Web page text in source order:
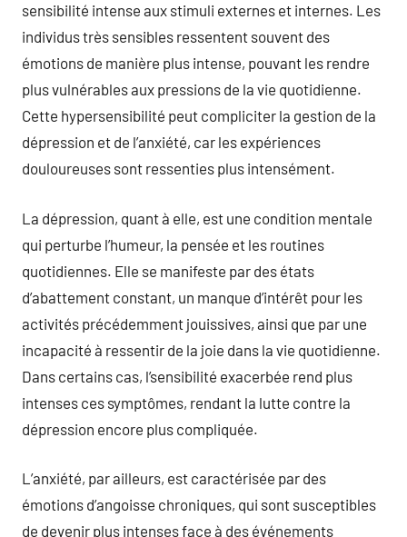
sensibilité intense aux stimuli externes et internes. Les
individus très sensibles ressentent souvent des
émotions de manière plus intense, pouvant les rendre
plus vulnérables aux pressions de la vie quotidienne.
Cette hypersensibilité peut compliciter la gestion de la
dépression et de l’anxiété, car les expériences
douloureuses sont ressenties plus intensément.
La dépression, quant à elle, est une condition mentale
qui perturbe l’humeur, la pensée et les routines
quotidiennes. Elle se manifeste par des états
d’abattement constant, un manque d’intérêt pour les
activités précédemment jouissives, ainsi que par une
incapacité à ressentir de la joie dans la vie quotidienne.
Dans certains cas, l’sensibilité exacerbée rend plus
intenses ces symptômes, rendant la lutte contre la
dépression encore plus compliquée.
L’anxiété, par ailleurs, est caractérisée par des
émotions d’angoisse chroniques, qui sont susceptibles
de devenir plus intenses face à des événements